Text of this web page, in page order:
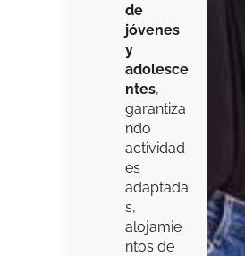
de
jóvenes
y
adolesce
ntes,
garantiza
ndo
actividad
es
adaptada
s,
alojamie
ntos de